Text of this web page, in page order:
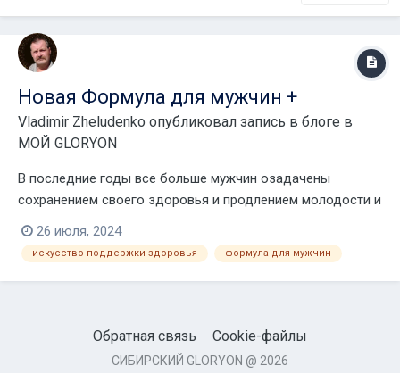
Новая Формула для мужчин +
Vladimir Zheludenko опубликовал запись в блоге в
МОЙ GLORYON
В последние годы все больше мужчин озадачены
сохранением своего здоровья и продлением молодости и
физической привлекательности. Именно для таких
современных и целеустремленных мужчин мы предлагаем
Формулу для мужчин для поддержания молодости души
и тела. Чаще всего мужчины обращаются к врачу тольк...
26 июля, 2024
искусство поддержки здоровья формула для мужчин
Обратная связь Cookie-файлы
СИБИРСКИЙ GLORYON @ 2026